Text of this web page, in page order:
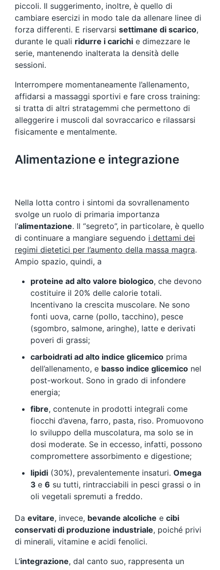
piccoli. Il suggerimento, inoltre, è quello di
cambiare esercizi in modo tale da allenare linee di
forza differenti. E riservarsi settimane di scarico,
durante le quali ridurre i carichi e dimezzare le
serie, mantenendo inalterata la densità delle
sessioni.
Interrompere momentaneamente l’allenamento,
affidarsi a massaggi sportivi e fare cross training:
si tratta di altri stratagemmi che permettono di
alleggerire i muscoli dal sovraccarico e rilassarsi
fisicamente e mentalmente.
Alimentazione e integrazione
Nella lotta contro i sintomi da sovrallenamento
svolge un ruolo di primaria importanza
l’alimentazione. Il “segreto”, in particolare, è quello
di continuare a mangiare seguendo i dettami dei
regimi dietetici per l’aumento della massa magra.
Ampio spazio, quindi, a
proteine ad alto valore biologico, che devono
costituire il 20% delle calorie totali.
Incentivano la crescita muscolare. Ne sono
fonti uova, carne (pollo, tacchino), pesce
(sgombro, salmone, aringhe), latte e derivati
poveri di grassi;
carboidrati ad alto indice glicemico prima
dell’allenamento, e basso indice glicemico nel
post-workout. Sono in grado di infondere
energia;
fibre, contenute in prodotti integrali come
fiocchi d’avena, farro, pasta, riso. Promuovono
lo sviluppo della muscolatura, ma solo se in
dosi moderate. Se in eccesso, infatti, possono
compromettere assorbimento e digestione;
lipidi (30%), prevalentemente insaturi. Omega
3 e 6 su tutti, rintracciabili in pesci grassi o in
oli vegetali spremuti a freddo.
Da evitare, invece, bevande alcoliche e cibi
conservati di produzione industriale, poiché privi
di minerali, vitamine e acidi fenolici.
L’integrazione, dal canto suo, rappresenta un